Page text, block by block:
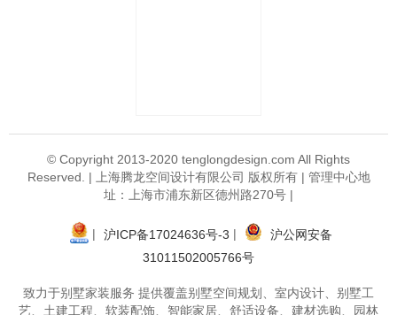
© Copyright 2013-2020 tenglongdesign.com All Rights
Reserved. | 上海腾龙空间设计有限公司 版权所有 | 管理中心地
址：上海市浦东新区德州路270号 |
| 沪ICP备17024636号-3 |
沪公网安备
31011502005766号
致力于别墅家装服务 提供覆盖别墅空间规划、室内设计、别墅工
艺、土建工程、软装配饰、智能家居、舒适设备、建材选购、园林